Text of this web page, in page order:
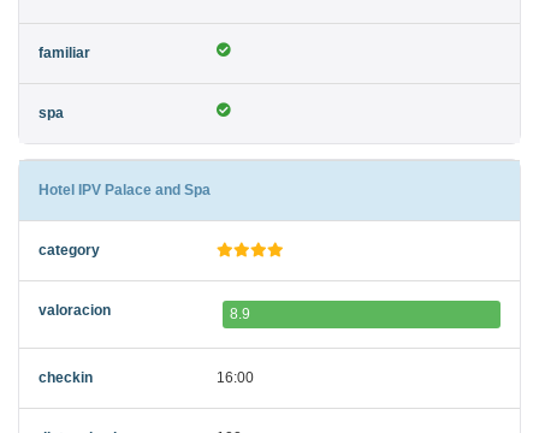
Hotel IPV Palace and Spa
8.9
16:00